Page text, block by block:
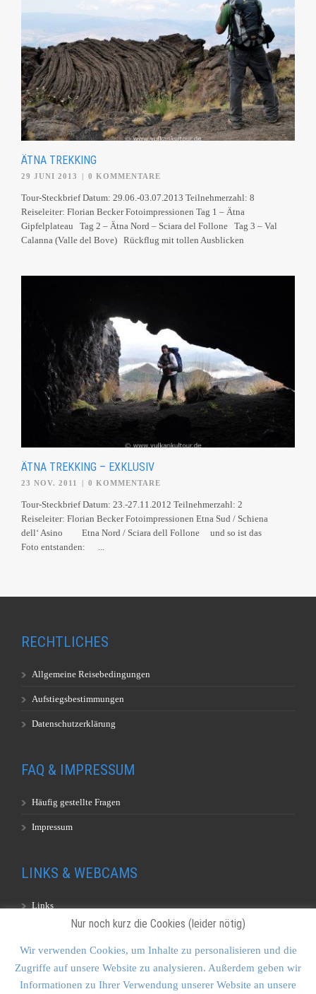
ÄTNA TREKKING
29 JUNI 2013 0 KOMMENTARE
Tour-Steckbrief Datum: 29.06.-03.07.2013 Teilnehmerzahl: 8
Reiseleiter: Florian Becker Fotoimpressionen Tag 1 – Ätna
Gipfelplateau Tag 2 – Ätna Nord – Sciara del Follone Tag 3 – Val
Calanna (Valle del Bove) Rückflug mit tollen Ausblicken
ÄTNA TREKKING – EXKLUSIV
23 NOV. 2011 | 0 KOMMENTARE
Tour-Steckbrief Datum: 23.-27.11.2012 Teilnehmerzahl: 2
Reiseleiter: Florian Becker Fotoimpressionen Etna Sud / Schiena
dell‘ Asino Etna Nord / Sciara dell Follone und so ist das
Foto entstanden: ...
RECHTLICHES
Allgemeine Reisebedingungen
Aufstiegsbestimmungen
Datenschutzerklärung
FAQ & IMPRESSUM
Häufig gestellte Fragen
Impressum
LINKS & WEBCAMS
Links
KONTAKT & SITEMAP
Nur noch kurz die Cookies (leider nötig)
Wir verwenden Cookies, um Inhalte zu personalisieren und die
Zugriffe auf unsere Website zu analysieren. Außerdem geben wir
Informationen zu Ihrer Verwendung unserer Website an unsere